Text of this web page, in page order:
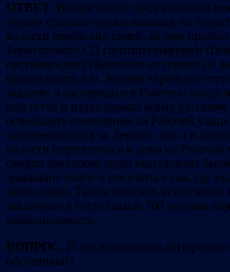
ОТВЕТ. Вскоре после представления
управу списков прожи-вающих на
волости еврейских семей, ко мне
Борисовского СД гауптштурмфюрер
орсткомендант (фамилию не помню) и
организовать в м. Зембин еврейское
задание, я распорядился Рабочую улицу
под гетто и издал приказ всему
освободить помещения на Рабочей
населению как в м. Зембин, так и в
волости переселиться в дома на
смерти советские люди вынуждены
домашние очаги и поселяться там, где
мною люди. Таким образом, всего мною
заключено в гетто свыше 700 человек
национальности.
ВОПРОС. И это вызывалось
обстановки?